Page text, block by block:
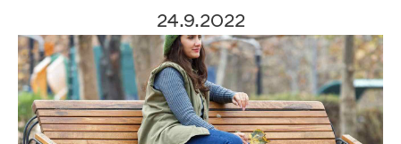
24.9.2022